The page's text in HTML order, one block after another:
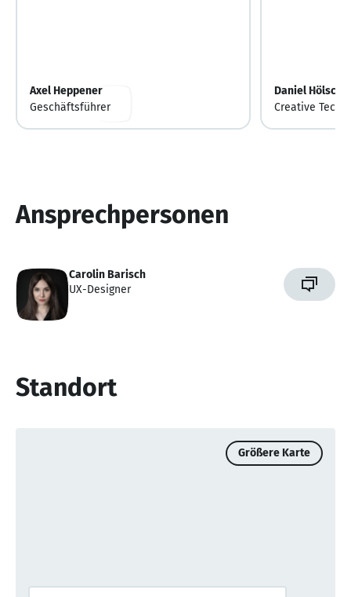
Axel Heppener
Geschäftsführer
Daniel
Creative
Ansprechpersonen
Carolin Barisch
UX-Designer
Standort
Größere Karte